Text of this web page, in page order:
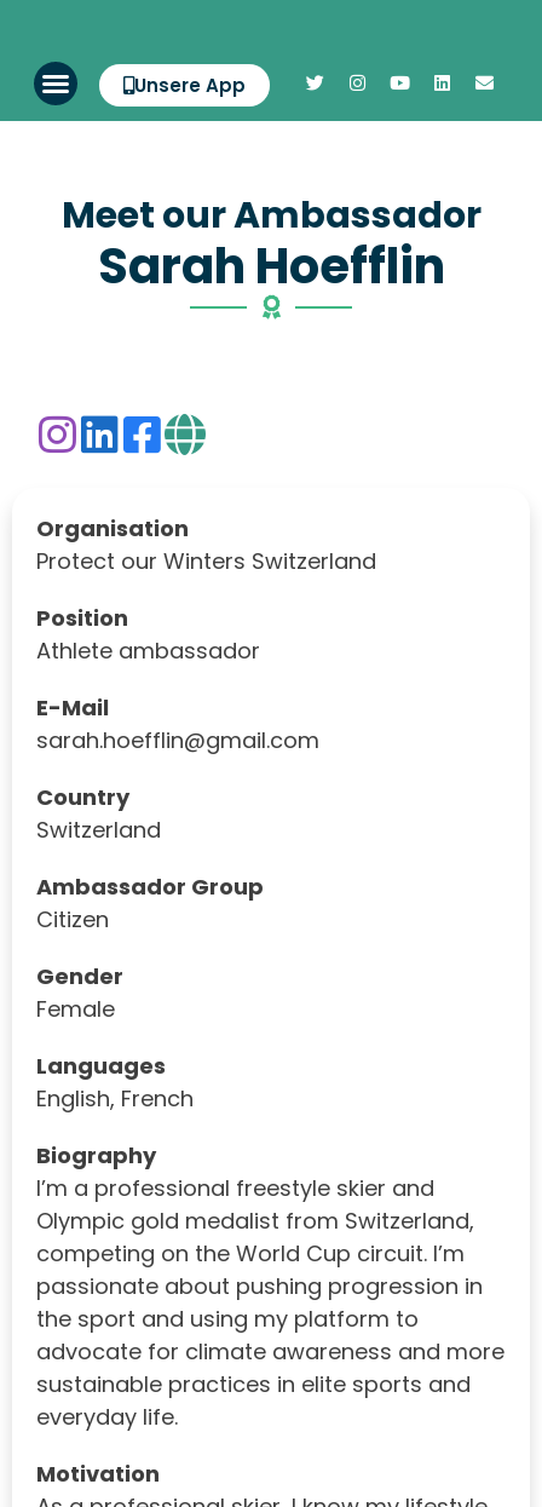
Unsere App
Meet our Ambassador
Sarah Hoefflin
Organisation
Protect our Winters Switzerland
Position
Athlete ambassador
E-Mail
sarah.hoefflin@gmail.com
Country
Switzerland
Ambassador Group
Citizen
Gender
Female
Languages
English, French
Biography
I’m a professional freestyle skier and
Olympic gold medalist from Switzerland,
competing on the World Cup circuit. I’m
passionate about pushing progression in
the sport and using my platform to
advocate for climate awareness and more
sustainable practices in elite sports and
everyday life.
Motivation